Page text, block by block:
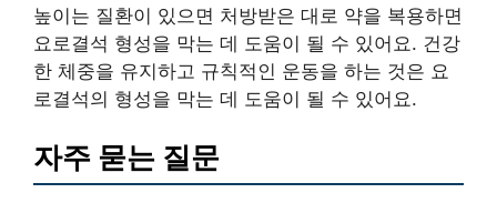
높이는 질환이 있으면 처방받은 대로 약을 복용하면
요로결석 형성을 막는 데 도움이 될 수 있어요. 건강
한 체중을 유지하고 규칙적인 운동을 하는 것은 요
로결석의 형성을 막는 데 도움이 될 수 있어요.
자주 묻는 질문